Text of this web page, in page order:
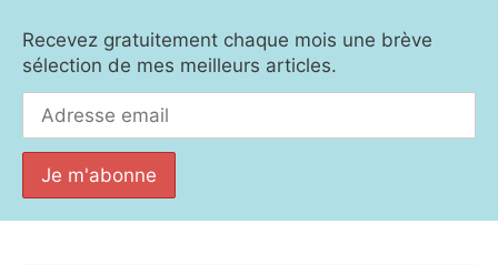
Recevez gratuitement chaque mois une brève
sélection de mes meilleurs articles.